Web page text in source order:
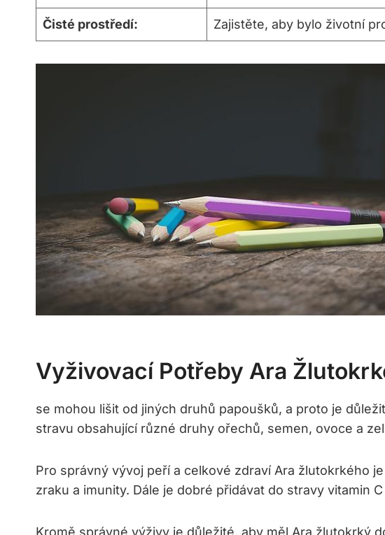
Čisté prostředí: Zajistěte, aby bylo životní
Vyživovací Potřeby Ara
se mohou lišit od jiných druhů papoušků, a proto je
stravu obsahující různé druhy ořechů, semen, ovoce a
Pro správný vývoj peří a celkové zdraví Ara žlutokrkého
zraku a imunity. Dále je dobré přidávat do stravy vitamin
Kromě správné výživy je důležité, aby měl Ara žlutokrký